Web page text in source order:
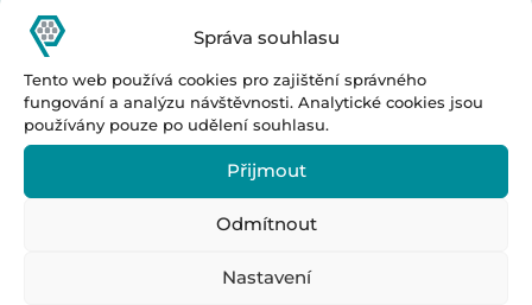
Správa souhlasu
Tento web používá cookies pro zajištění správného
fungování a analýzu návštěvnosti. Analytické cookies jsou
používány pouze po udělení souhlasu.
Přijmout
Odmítnout
Nastavení
Úkosování trubek